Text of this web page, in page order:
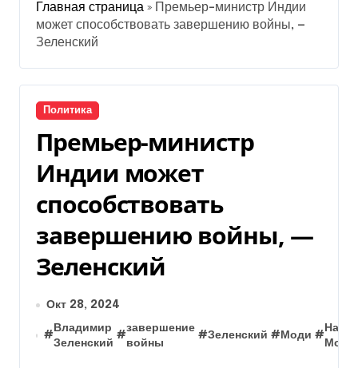
Главная страница » Премьер-министр Индии
может способствовать завершению войны, —
Зеленский
Политика
Премьер-министр
Индии может
способствовать
завершению войны, —
Зеленский
Окт 28, 2024
#
Владимир
Зеленский
#
завершение
войны
#Зеленский #Моди #
Моди